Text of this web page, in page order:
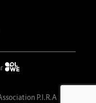
P.I.R.A